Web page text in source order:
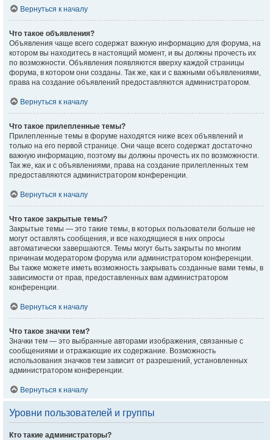
Вернуться к началу
Что такое объявления?
Объявления чаще всего содержат важную информацию для форума, на
котором вы находитесь в настоящий момент, и вы должны прочесть их
по возможности. Объявления появляются вверху каждой страницы
форума, в котором они созданы. Так же, как и с важными объявлениями,
права на создание объявлений предоставляются администратором.
Вернуться к началу
Что такое прилепленные темы?
Прилепленные темы в форуме находятся ниже всех объявлений и
только на его первой странице. Они чаще всего содержат достаточно
важную информацию, поэтому вы должны прочесть их по возможности.
Так же, как и с объявлениями, права на создание прилепленных тем
предоставляются администратором конференции.
Вернуться к началу
Что такое закрытые темы?
Закрытые темы — это такие темы, в которых пользователи больше не
могут оставлять сообщения, и все находящиеся в них опросы
автоматически завершаются. Темы могут быть закрыты по многим
причинам модератором форума или администратором конференции.
Вы также можете иметь возможность закрывать созданные вами темы, в
зависимости от прав, предоставленных вам администратором
конференции.
Вернуться к началу
Что такое значки тем?
Значки тем — это выбранные авторами изображения, связанные с
сообщениями и отражающие их содержание. Возможность
использования значков тем зависит от разрешений, установленных
администратором конференции.
Вернуться к началу
Уровни пользователей и группы
Кто такие администраторы?